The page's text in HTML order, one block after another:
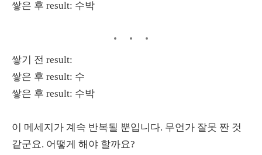
쌓은 후 result: 수박
쌓기 전 result:
쌓은 후 result: 수
쌓은 후 result: 수박
이 메세지가 계속 반복될 뿐입니다. 무언가 잘못 짠 것
같군요. 어떻게 해야 할까요?